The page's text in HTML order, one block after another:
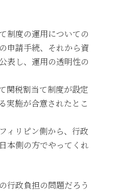
制度の運用についての
申請手続、それから資
表し、運用の透明性の
関税割当て制度が設定
実施が合意されたとこ
ィリピン側から、行政
本側の方でやってくれ
政負担の問題だろう